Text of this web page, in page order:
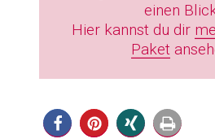
einen
Hier kannst du dir
Paket